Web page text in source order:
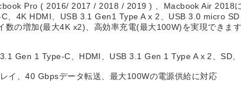
Pro ( 2016/ 2017 / 2018 / 2019 ) 、Macbook Air 2018に
4K HDMI、USB 3.1 Gen1 Type A x 2、USB 3.0 micro SD
の増加(最大4K x2)、高効率充電(最大100W)を実現できます
Gen 1 Type-C、HDMI、USB 3.1 Gen 1 Type A x 2、SD
イ、40 Gbpsデータ転送、最大100Wの電源供給に対応